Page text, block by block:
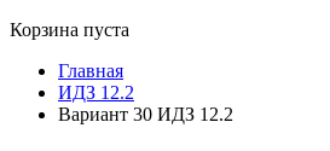
Корзина пуста
Главная
ИДЗ 12.2
Вариант 30 ИДЗ 12.2